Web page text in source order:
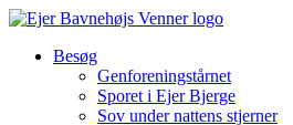
Besøg
Genforenings­tårnet
Sporet i Ejer Bjerge
Sov under nattens stjerner